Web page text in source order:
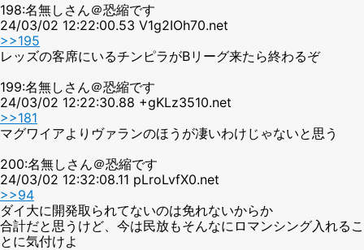
198:名無しさん＠恐縮です
24/03/02 12:22:00.53 V1g2IOh70.net
>>195
レッズの客席にいるチンピラがBリーグ来たら終わるぞ
199:名無しさん＠恐縮です
24/03/02 12:22:30.88 +gKLz3510.net
>>181
マグワイアよりヴァランのほうが凄いわけじゃないと思う
200:名無しさん＠恐縮です
24/03/02 12:32:08.11 pLroLvfX0.net
>>94
ダイ大に開発取られてないのは免れないからか
合計だと思うけど、今は民放もそんなにロマンシング入れるこ
とに気付けよ